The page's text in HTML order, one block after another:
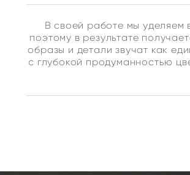
В своей работе мы
поэтому в результате
образы и детали звучат как
с глубокой продуманностью